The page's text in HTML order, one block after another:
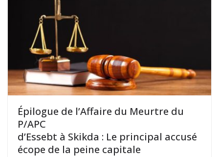
Épilogue de l’Affaire du Meurtre du
P/APC
d’Essebt à Skikda : Le principal accusé
écope de la peine capitale